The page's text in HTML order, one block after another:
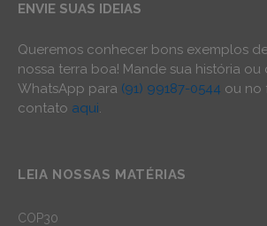
ENVIE SUAS IDEIAS
Queremos conhecer bons exemplos
nossa terra boa! Mande sua história ou
WhatsApp para (91) 99187-0544 ou no
contato aqui
LEIA NOSSAS MATÉRIAS
COP30